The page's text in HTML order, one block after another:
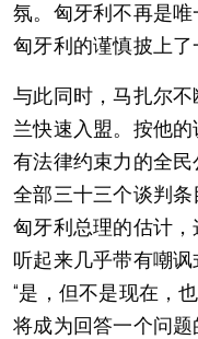
氛。匈牙利不再是
匈牙利的谨慎披上了
与此同时，马扎尔
兰快速入盟。按他
有法律约束力的全
全部三十三个谈判
匈牙利总理的估计
听起来几乎带有嘲讽
“是，但不是现在，
将成为回答一个问